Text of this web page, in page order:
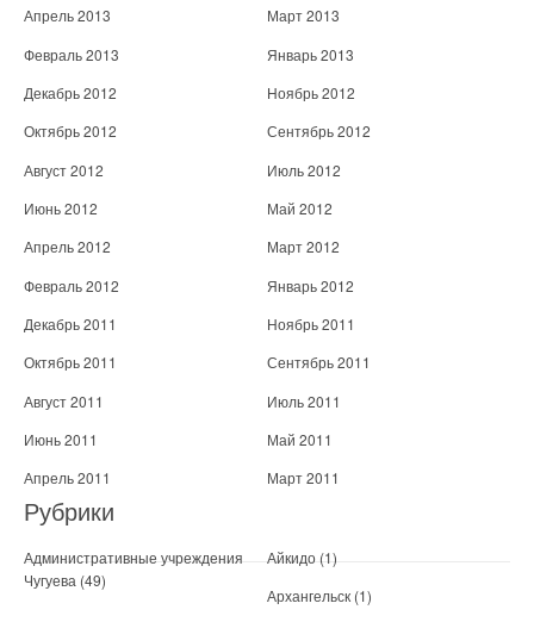
Апрель 2013
Март 2013
Февраль 2013
Январь 2013
Декабрь 2012
Ноябрь 2012
Октябрь 2012
Сентябрь 2012
Август 2012
Июль 2012
Июнь 2012
Май 2012
Апрель 2012
Март 2012
Февраль 2012
Январь 2012
Декабрь 2011
Ноябрь 2011
Октябрь 2011
Сентябрь 2011
Август 2011
Июль 2011
Июнь 2011
Май 2011
Апрель 2011
Март 2011
Рубрики
Административные учреждения
Чугуева (49)
Айкидо (1)
Архангельск (1)